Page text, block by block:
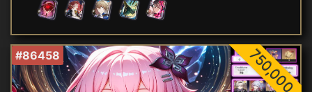
#86458 750,000